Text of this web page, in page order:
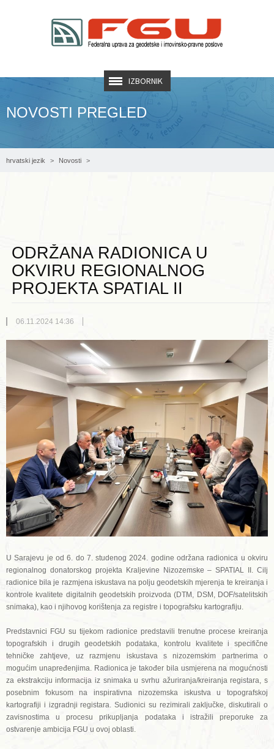
IZBORNIK
NOVOSTI PREGLED
hrvatski jezik Novosti
ODRŽANA RADIONICA U
OKVIRU REGIONALNOG
PROJEKTA SPATIAL II
06.11.2024 14:36
U Sarajevu je od 6. do 7. studenog 2024. godine održana radionica u okviru
regionalnog donatorskog projekta Kraljevine Nizozemske – SPATIAL II. Cilj
radionice bila je razmjena iskustava na polju geodetskih mjerenja te kreiranja i
kontrole kvalitete digitalnih geodetskih proizvoda (DTM, DSM, DOF/satelitskih
snimaka), kao i njihovog korištenja za registre i topografsku kartografiju.
Predstavnici FGU su tijekom radionice predstavili trenutne procese kreiranja
topografskih i drugih geodetskih podataka, kontrolu kvalitete i specifične
tehničke zahtjeve, uz razmjenu iskustava s nizozemskim partnerima o
mogućim unapređenjima. Radionica je također bila usmjerena na mogućnosti
za ekstrakciju informacija iz snimaka u svrhu ažuriranja/kreiranja registara, s
posebnim fokusom na inspirativna nizozemska iskustva u topografskoj
kartografiji i izgradnji registara. Sudionici su rezimirali zaključke, diskutirali o
zavisnostima u procesu prikupljanja podataka i istražili preporuke za
ostvarenje ambicija FGU u ovoj oblasti.